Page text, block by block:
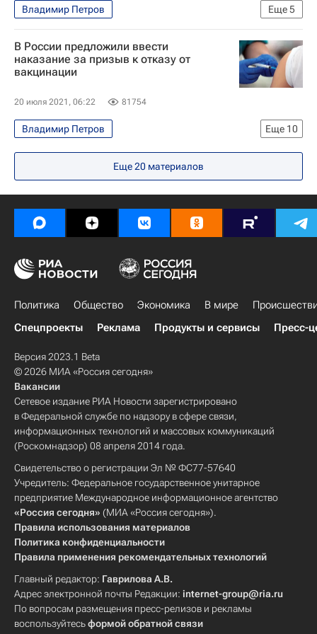
Вакцинация россиян от COVID-19
Еще5
Владимир Петров
Распространение коронавируса
Общество
Константин Чуйченко
Россия
Коронавирус COVID-19
В России предложили ввести
наказание за призыв к отказу от
вакцинации
20 июля 2021, 06:22 81754
Еще 10
Владимир Петров
Распространение коронавируса
Общество
Ленинградская область
Константин Чуйченко
Министерство юстиции РФ (Минюст России)
Общественная палата РФ
Здоровье
Россия
Коронавирус COVID-19
Коронавирус в России
Еще20 материалов
Политика Общество Экономика В мире
Спецпроекты
Реклама Продукты и сервисы Пресс-
Версия 2023.1 Beta
© 2026 МИА «Россия сегодня»
Вакансии
Сетевое издание РИА Новости зарегистрировано
в Федеральной службе по надзору в сфере связи,
информационных технологий и массовых коммуникаций
(Роскомнадзор) 08 апреля 2014 года.
Свидетельство о регистрации Эл № ФС77-57640
Учредитель: Федеральное государственное унитарное
предприятие Международное информационное агентство
«Россия сегодня» (МИА «Россия сегодня»).
Правила использования материалов
Политика конфиденциальности
Правила применения рекомендательных технологий
Главный редактор: Гаврилова А.В.
Адрес электронной почты Редакции: internet-group@ria.ru
По вопросам размещения пресс-релизов и рекламы
воспользуйтесьформой обратной связи